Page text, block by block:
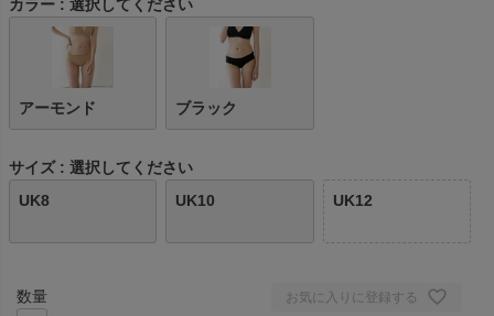
カラー 選択してください
アーモンド ブラック
サイズ
選択してください
UK8
UK10 UK12
お気に入りに登録する